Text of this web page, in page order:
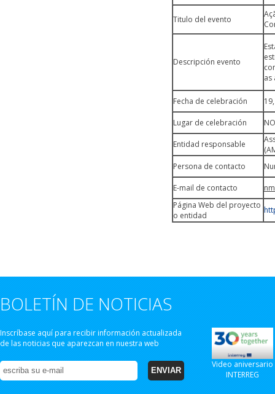
Titulo del evento
Descripción evento
as
Fecha de celebración
Lugar de celebración
Entidad responsable
Persona de contacto
E-mail de contacto
Página Web del proyecto
o entidad
BOLETÍN DE NOTICIAS
Inscríbase aquí para recibir información actualizada
de las noticias que aparezcan en nuestra web
Video aniversario
INTERREG